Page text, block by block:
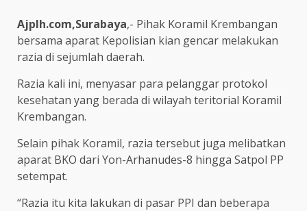
Ajplh.com,Surabaya,- Pihak Koramil Krembangan
bersama aparat Kepolisian kian gencar melakukan
razia di sejumlah daerah.
Razia kali ini, menyasar para pelanggar protokol
kesehatan yang berada di wilayah teritorial Koramil
Krembangan.
Selain pihak Koramil, razia tersebut juga melibatkan
aparat BKO dari Yon-Arhanudes-8 hingga Satpol PP
setempat.
“Razia itu kita lakukan di pasar PPI dan beberapa